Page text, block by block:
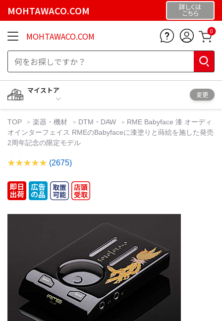
MOHTAWACO.COM 詳しくは
こちら
MOHTAWACO.COM 0
マイストア
変更
TOP 楽器・機材 DTM・DAW
RME Babyface 漆 オーディ
オインターフェイス RMEのBabyfaceに漆塗りと蒔絵を施した発売
2周年記念の限定モデル
(2675)